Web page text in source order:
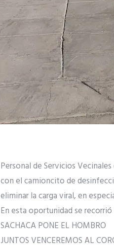
Personal de Servicios
con el camioncito de
eliminar la carga viral, en
En esta oportunidad se
SACHACA PONE EL HOMBRO
JUNTOS VENCEREMOS AL